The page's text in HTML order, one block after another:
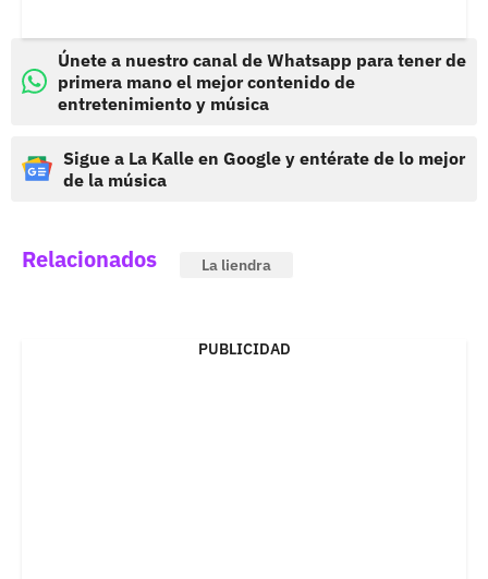
Únete a nuestro canal de Whatsapp para tener de
primera mano el mejor contenido de
entretenimiento y música
Sigue a La Kalle en Google y entérate de lo mejor
de la música
Relacionados La liendra
PUBLICIDAD